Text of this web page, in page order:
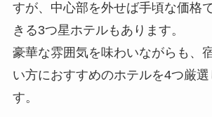
すが、中心部を外せば手頃な価格
きる3つ星ホテルもあります。
豪華な雰囲気を味わいながらも、
い方におすすめのホテルを4つ厳選
す。